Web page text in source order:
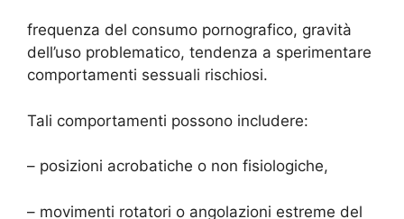
frequenza del consumo pornografico, gravità
dell’uso problematico, tendenza a sperimentare
comportamenti sessuali rischiosi.
Tali comportamenti possono includere:
– posizioni acrobatiche o non fisiologiche,
– movimenti rotatori o angolazioni estreme del